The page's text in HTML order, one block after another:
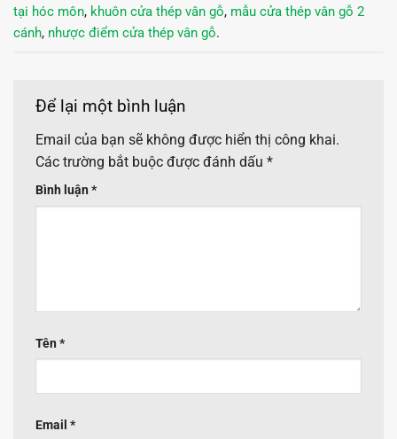
tại hóc môn, khuôn cửa thép vân gỗ, mẫu cửa thép vân gỗ 2
cánh, nhược điểm cửa thép vân gỗ.
Để lại một bình luận
Email của bạn sẽ không được hiển thị công khai.
Các trường bắt buộc được đánh dấu *
Bình luận *
Tên *
Email *